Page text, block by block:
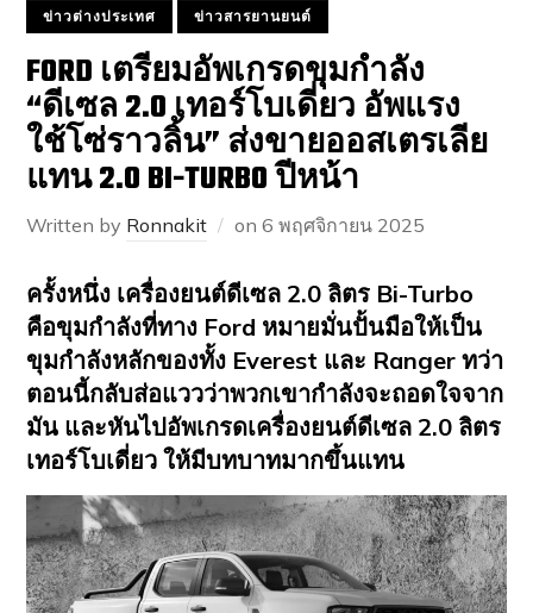
ข่าวต่างประเทศ ข่าวสารยานยนต์
FORD เตรียมอัพเกรดขุมกำลัง
“ดีเซล 2.0 เทอร์โบเดี่ยว อัพแรง
ใช้โซ่ราวลิ้น” ส่งขายออสเตรเลีย
แทน 2.0 BI-TURBO ปีหน้า
Written by Ronnakit on6 พฤศจิกายน 2025
ครั้งหนึ่ง เครื่องยนต์ดีเซล 2.0 ลิตร Bi-Turbo
คือขุมกำลังที่ทาง Ford หมายมั่นปั้นมือให้เป็น
ขุมกำลังหลักของทั้ง Everest และ Ranger ทว่า
ตอนนี้กลับส่อแววว่าพวกเขากำลังจะถอดใจจาก
มัน และหันไปอัพเกรดเครื่องยนต์ดีเซล 2.0 ลิตร
เทอร์โบเดี่ยว ให้มีบทบาทมากขึ้นแทน